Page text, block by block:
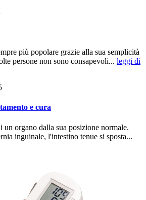
più popolare grazie alla sua semplicità
persone non sono consapevoli... leggi di
e cura
organo dalla sua posizione normale.
inguinale, l'intestino tenue si sposta...